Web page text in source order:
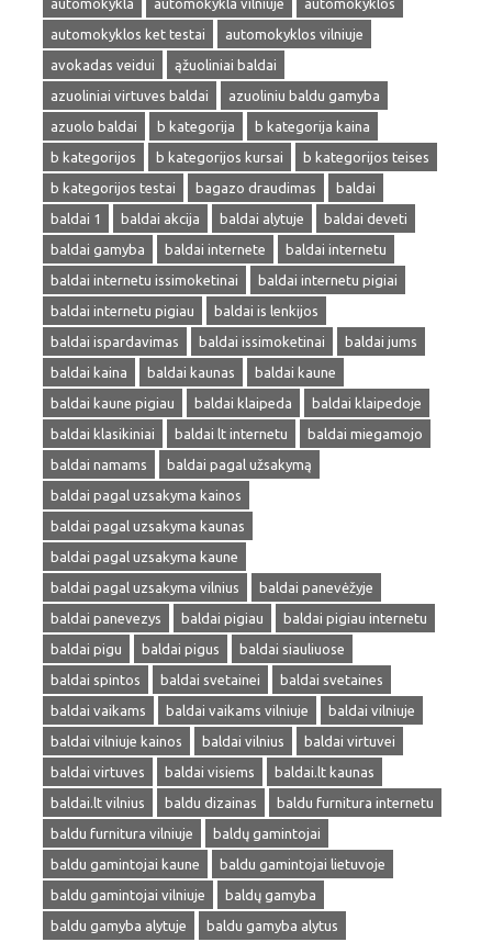
automokykla
automokykla vilniuje
automokyklos
automokyklos ket testai
automokyklos vilniuje
avokadas veidui
ąžuoliniai baldai
azuoliniai virtuves baldai
azuoliniu baldu gamyba
azuolo baldai
b kategorija
b kategorija kaina
b kategorijos
b kategorijos kursai
b kategorijos teises
b kategorijos testai
bagazo draudimas
baldai
baldai 1
baldai akcija baldai alytuje
baldai deveti
baldai gamyba
baldai internete
baldai internetu
baldai internetu issimoketinai
baldai internetu pigiai
baldai internetu pigiau
baldai is lenkijos
baldai ispardavimas
baldai issimoketinai
baldai jums
baldai kaina
baldai kaunas
baldai kaune
baldai kaune pigiau
baldai klaipeda
baldai klaipedoje
baldai klasikiniai
baldai lt internetu
baldai miegamojo
baldai namams
baldai pagal užsakymą
baldai pagal uzsakyma kainos
baldai pagal uzsakyma kaunas
baldai pagal uzsakyma kaune
baldai pagal uzsakyma vilnius
baldai panevėžyje
baldai panevezys
baldai pigiau
baldai pigiau internetu
baldai pigu
baldai pigus
baldai siauliuose
baldai spintos
baldai svetainei
baldai svetaines
baldai vaikams
baldai vaikams vilniuje
baldai vilniuje
baldai vilniuje kainos
baldai vilnius
baldai virtuvei
baldai virtuves
baldai visiems
baldai.lt kaunas
baldai.lt vilnius
baldu dizainas
baldu furnitura internetu
baldu furnitura vilniuje
baldų gamintojai
baldu gamintojai kaune
baldu gamintojai lietuvoje
baldu gamintojai vilniuje
baldų gamyba
baldu gamyba alytuje
baldu gamyba alytus